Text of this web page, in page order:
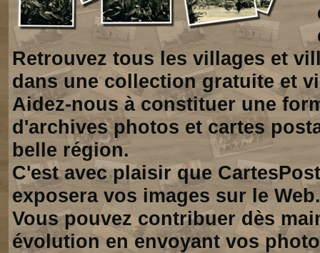
Retrouvez tous les villages et
dans une collection gratuite et
Aidez-nous à constituer une
d'archives photos et cartes
belle région.
C'est avec plaisir que
exposera vos images sur le Web.
Vous pouvez contribuer dès
évolution en envoyant vos